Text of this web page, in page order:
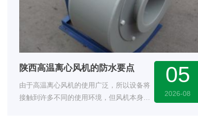
陕西高温离心风机的防水要点
由于高温离心风机的使用广泛，所以设备将
接触到许多不同的使用环境，但风机本身作
05
2026-08